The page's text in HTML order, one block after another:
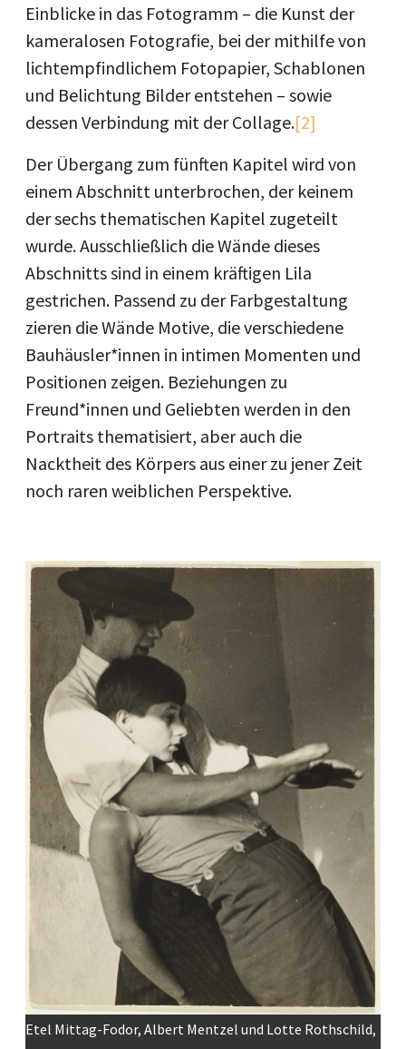
Einblicke in das Fotogramm – die Kunst der
kameralosen Fotografie, bei der mithilfe von
lichtempfindlichem Fotopapier, Schablonen
und Belichtung Bilder entstehen – sowie
dessen Verbindung mit der Collage.[2]
Der Übergang zum fünften Kapitel wird von
einem Abschnitt unterbrochen, der keinem
der sechs thematischen Kapitel zugeteilt
wurde. Ausschließlich die Wände dieses
Abschnitts sind in einem kräftigen Lila
gestrichen. Passend zu der Farbgestaltung
zieren die Wände Motive, die verschiedene
Bauhäusler*innen in intimen Momenten und
Positionen zeigen. Beziehungen zu
Freund*innen und Geliebten werden in den
Portraits thematisiert, aber auch die
Nacktheit des Körpers aus einer zu jener Zeit
noch raren weiblichen Perspektive.
Image
Etel Mittag-Fodor, Albert Mentzel und Lotte Rothschild,